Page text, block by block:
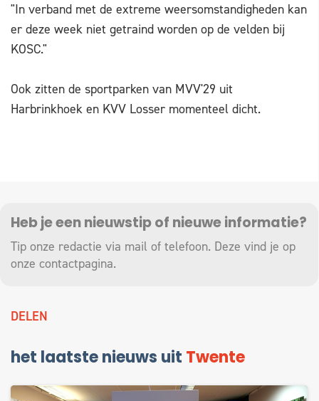
"In verband met de extreme weersomstandigheden kan
er deze week niet getraind worden op de velden bij
KOSC."
Ook zitten de sportparken van MVV'29 uit
Harbrinkhoek en KVV Losser momenteel dicht.
Heb je een nieuwstip of nieuwe informatie?
Tip onze redactie via mail of telefoon. Deze vind je op
onze contactpagina.
DELEN
het laatste nieuws uit Twente